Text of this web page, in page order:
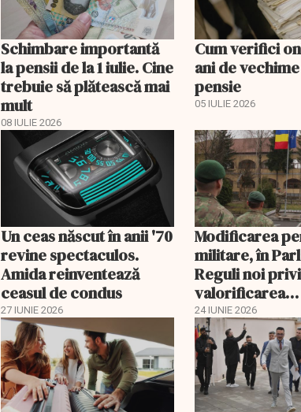
Schimbare importantă
la pensii de la 1 iulie. Cine
trebuie să plătească mai
mult
08 IULIE 2026
Cum verifici
ani de
pensie
05 IULIE 2026
Un ceas născut în anii '70
revine spectaculos.
Amida reinventează
ceasul de condus
27 IUNIE 2026
Modificarea
militare, în
Reguli noi
valorificarea
perioadelor
de cotizare
24 IUNIE 2026